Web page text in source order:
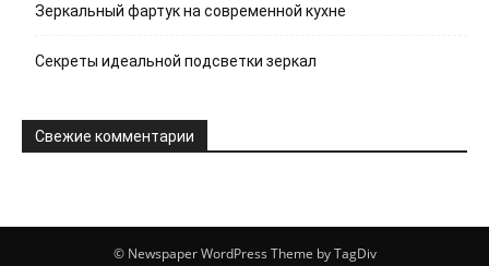
Зеркальный фартук на современной кухне
Секреты идеальной подсветки зеркал
Свежие комментарии
© Newspaper WordPress Theme by TagDiv